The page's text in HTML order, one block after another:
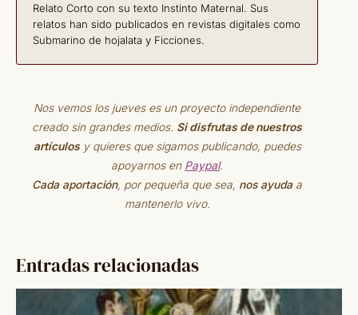
Relato Corto con su texto Instinto Maternal. Sus
relatos han sido publicados en revistas digitales como
Submarino de hojalata y Ficciones.
Nos vemos los jueves es un proyecto independiente
creado sin grandes medios. Si disfrutas de nuestros
artículosy quieres que sigamos publicando, puedes
apoyarnos en Paypal.
Cada aportación, por pequeña que sea, nos ayudaa
mantenerlo vivo.
Entradas relacionadas